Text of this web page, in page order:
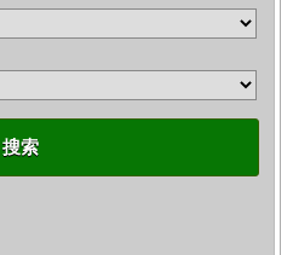
搜索